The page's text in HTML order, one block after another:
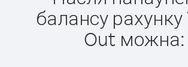
балансу
Out можна: